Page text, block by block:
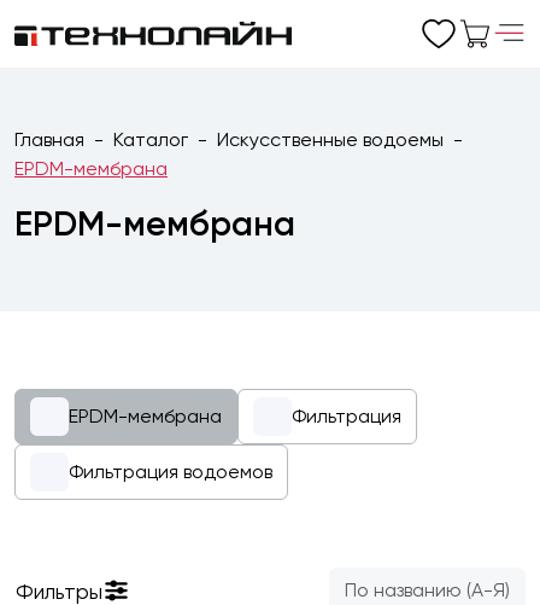
Главная Каталог
Искусственные водоемы
EPDM-мембрана
EPDM-мембрана
EPDM-мембрана Фильтрация
Фильтрация водоемов
Фильтры По названию (А-Я)